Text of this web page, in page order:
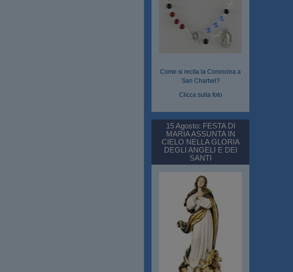
Come si recita la Coroncina a
San Charbel?
Clicca sulla foto
15 Agosto: FESTA DI
MARIA ASSUNTA IN
CIELO NELLA GLORIA
DEGLI ANGELI E DEI
SANTI